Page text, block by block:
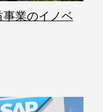
事業のイノベ